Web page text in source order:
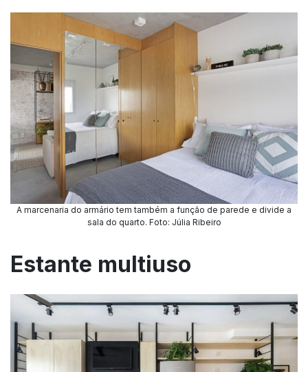
A marcenaria do armário tem também a função de parede e divide a
sala do quarto. Foto: Júlia Ribeiro
Estante multiuso